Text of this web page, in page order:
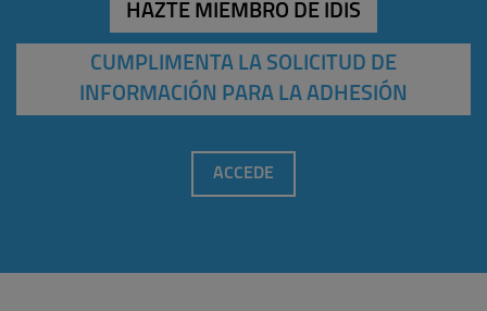
HAZTE MIEMBRO DE IDIS
CUMPLIMENTA LA SOLICITUD DE
INFORMACIÓN PARA LA ADHESIÓN
ACCEDE